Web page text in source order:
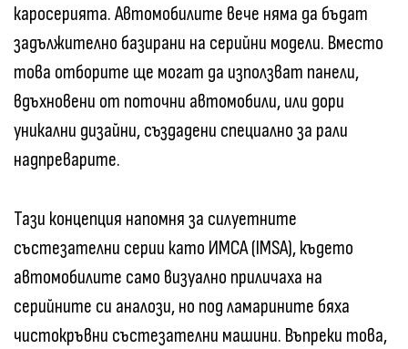
каросерията. Автомобилите вече няма да бъдат
задължително базирани на серийни модели. Вместо
това отборите ще могат да използват панели,
вдъхновени от поточни автомобили, или дори
уникални дизайни, създадени специално за рали
надпреварите.
Тази концепция напомня за силуетните
състезателни серии като ИМСА (IMSA), където
автомобилите само визуално приличаха на
серийните си аналози, но под ламарините бяха
чистокръвни състезателни машини. Въпреки това,